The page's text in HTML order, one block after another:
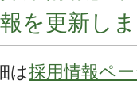
を更新し
は採用情報ペ